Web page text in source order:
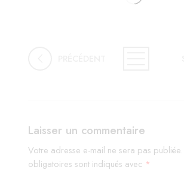
Laisser un commentaire
Votre adresse e-mail ne sera pas publiée.
obligatoires sont indiqués avec *